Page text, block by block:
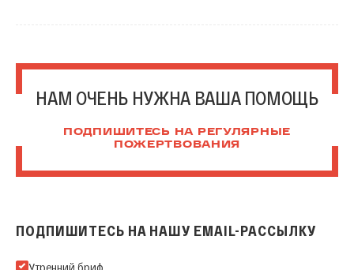
НАМ ОЧЕНЬ НУЖНА ВАША ПОМОЩЬ
ПОДПИШИТЕСЬ НА РЕГУЛЯРНЫЕ
ПОЖЕРТВОВАНИЯ
ПОДПИШИТЕСЬ НА НАШУ EMAIL-РАССЫЛКУ
Подпишитесь на нашу Email-рассылку
Утренний бриф